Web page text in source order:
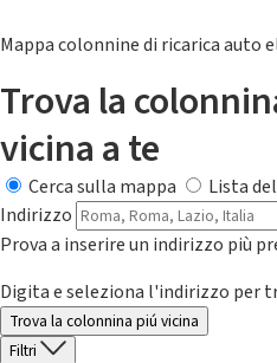
Mappa colonnine di ricarica auto
Trova la
vicina a te
Cerca sulla mappa
Lista
Indirizzo
Prova a inserire un indirizzo più
Digita e seleziona l'indirizzo per
Trova la colonnina piú vicina
Filtri